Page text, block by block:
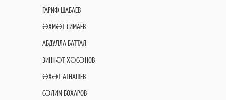
ГАРИФ ШАБАЕВ
ӘХМӘТ СИМАЕВ
АБДУЛЛА БАТТАЛ
ЗИННӘТ ХӘСӘНОВ
ӘХӘТ АТНАШЕВ
СӘЛИМ БОХАРОВ